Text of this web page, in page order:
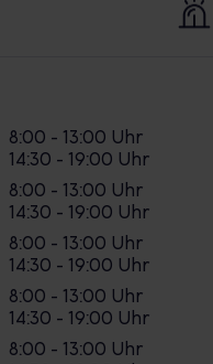
8:00 - 13:00 Uhr
14:30 - 19:00 Uhr
8:00 - 13:00 Uhr
14:30 - 19:00 Uhr
8:00 - 13:00 Uhr
14:30 - 19:00 Uhr
8:00 - 13:00 Uhr
14:30 - 19:00 Uhr
8:00 - 13:00 Uhr